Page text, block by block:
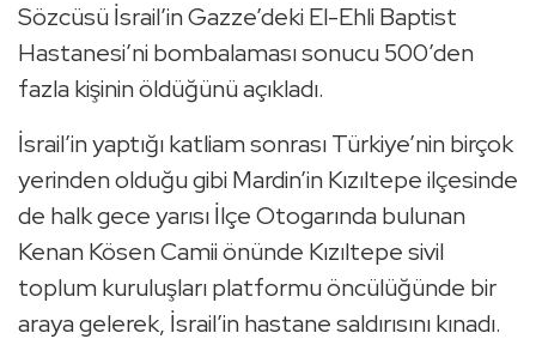
Sözcüsü İsrail’in Gazze’deki El-Ehli Baptist
Hastanesi’ni bombalaması sonucu 500’den
fazla kişinin öldüğünü açıkladı.
İsrail’in yaptığı katliam sonrası Türkiye’nin birçok
yerinden olduğu gibi Mardin’in Kızıltepe ilçesinde
de halk gece yarısı İlçe Otogarında bulunan
Kenan Kösen Camii önünde Kızıltepe sivil
toplum kuruluşları platformu öncülüğünde bir
araya gelerek, İsrail’in hastane saldırısını kınadı.